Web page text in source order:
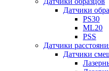
Датчики
PS30
ML20
PSS
Датчики
Датчики